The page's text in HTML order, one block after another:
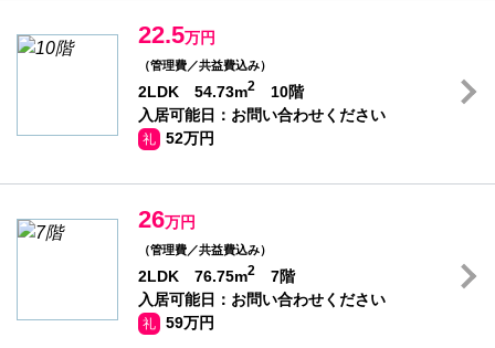
22.5万円
（管理費／共益費込み）
2LDK 54.73m2
10階
入居可能日：お問い合わせください
礼 52万円
26万円
（管理費／共益費込み）
2LDK 76.75m2
7階
入居可能日：お問い合わせください
礼 59万円